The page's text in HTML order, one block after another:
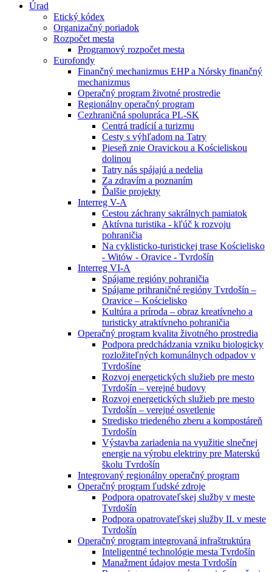
Úrad
Etický kódex
Organizačný poriadok
Rozpočet mesta
Programový rozpočet mesta
Eurofondy
Finančný mechanizmus EHP a Nórsky finančný
mechanizmus
Operačný program životné prostredie
Regionálny operačný program
Cezhraničná spolupráca PL-SK
Centrá tradícií a turizmu
Cesty s výhľadom na Tatry
Pieseň znie Oravickou a Kościeliskou
dolinou
Tatry nás spájajú a nedelia
Za zdravím a poznaním
Ďalšie projekty
Interreg V-A
Cestou záchrany sakrálnych pamiatok
Aktívna turistika - kľúč k rozvoju
pohraničia
Na cyklisticko-turistickej trase Kościelisko
- Witów - Oravice - Tvrdošín
Interreg VI-A
Spájame regióny pohraničia
Spájame prihraničné regióny Tvrdošín –
Oravice – Kościelisko
Kultúra a príroda – obraz kreatívneho a
turisticky atraktívneho pohraničia
Operačný program kvalita životného prostredia
Podpora predchádzania vzniku biologicky
rozložiteľných komunálnych odpadov v
Tvrdošíne
Rozvoj energetických služieb pre mesto
Tvrdošín – verejné budovy
Rozvoj energetických služieb pre mesto
Tvrdošín – verejné osvetlenie
Stredisko triedeného zberu a kompostáreň
Tvrdošín
Výstavba zariadenia na využitie slnečnej
energie na výrobu elektriny pre Materskú
školu Tvrdošín
Integrovaný regionálny operačný program
Operačný program ľudské zdroje
Podpora opatrovateľskej služby v meste
Tvrdošín
Podpora opatrovateľskej služby II. v meste
Tvrdošín
Operačný program integrovaná infraštruktúra
Inteligentné technológie mesta Tvrdošín
Manažment údajov mesta Tvrdošín